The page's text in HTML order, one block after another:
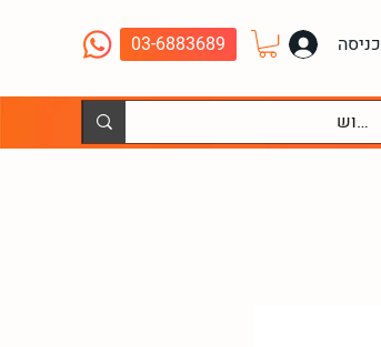
03-6883689 כניסה